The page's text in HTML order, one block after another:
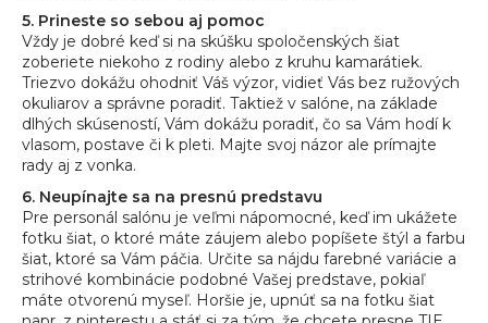
5. Prineste so sebou aj pomoc
Vždy je dobré keď si na skúšku spoločenských šiat
zoberiete niekoho z rodiny alebo z kruhu kamarátiek.
Triezvo dokážu ohodniť Váš výzor, vidieť Vás bez ružových
okuliarov a správne poradiť. Taktiež v salóne, na základe
dlhých skúseností, Vám dokážu poradiť, čo sa Vám hodí k
vlasom, postave či k pleti. Majte svoj názor ale prímajte
rady aj z vonka.
6. Neupínajte sa na presnú predstavu
Pre personál salónu je veľmi nápomocné, keď im ukážete
fotku šiat, o ktoré máte záujem alebo popíšete štýl a farbu
šiat, ktoré sa Vám páčia. Určite sa nájdu farebné variácie a
strihové kombinácie podobné Vašej predstave, pokiaľ
máte otvorenú myseľ. Horšie je, upnúť sa na fotku šiat